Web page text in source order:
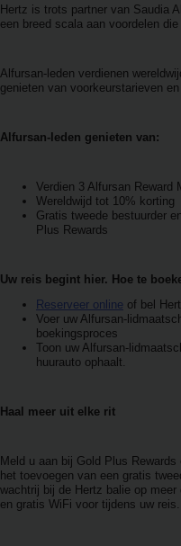
Gold
Overview
NL/BE
Reserveringen
Bestelwagen
huren
huren
Speciale
aanbiedingen
Loyaliteitsprogramma
Hertz is trots partner van Saudia
een breed scala aan voordelen
Alfursan-leden verdienen
genieten van voorkeurstarieven
Alfursan-leden genieten van:
Verdien 3 Alfursan Reward
Wereldwijd tot 10% korting
Gratis tweede bestuurder
Plus Rewards
Uw reis begint hier. Hoe te
Reserveer online of bel
Voer uw Alfursan-
boekingsproces
Toon uw Alfursan-
huurauto ophaalt.
Haal meer uit elke rit
Meld u aan bij Gold Plus
het toevoegen van een gratis
wachtrij bij de Hertz balie op
en gratis WiFi voor tijdens uw